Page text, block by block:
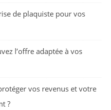
de plaquiste pour vos
l’offre adaptée à vos
vos revenus et votre
?